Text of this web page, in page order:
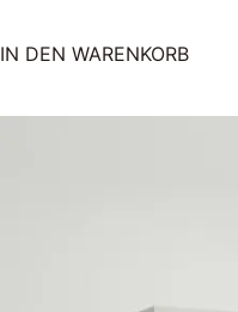
IN DEN WARENKORB